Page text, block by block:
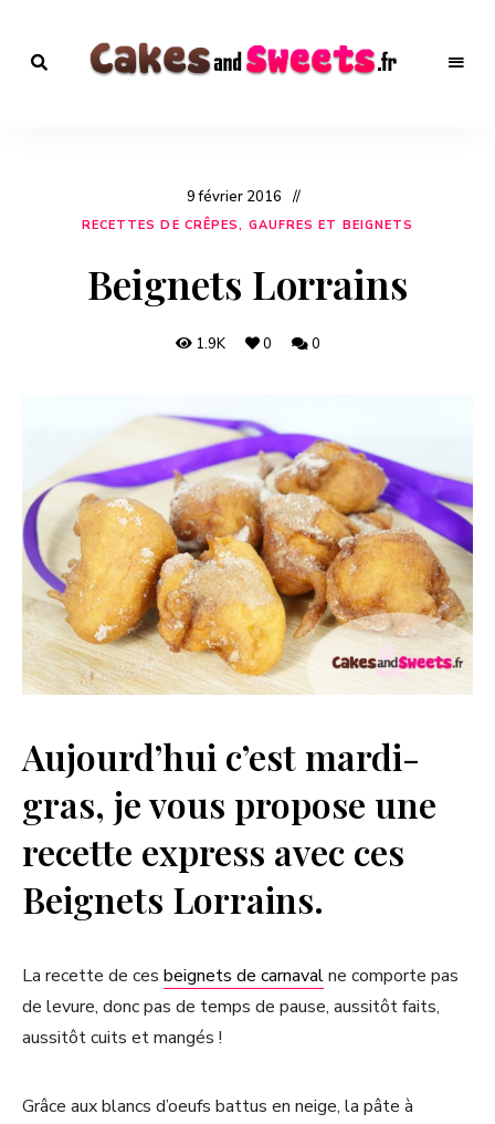
Desserts – Plus de
1000 recettes sur
CakesandSweets.fr
En
9 février 2016
RECETTES DE CRÊPES, GAUFRES ET BEIGNETS
Beignets Lorrains
1.9K 0 0
Aujourd’hui c’est mardi-
gras, je vous propose une
recette express avec ces
Beignets Lorrains.
La recette de ces beignets de carnavalne comporte pas
de levure, donc pas de temps de pause, aussitôt faits,
aussitôt cuits et mangés !
Grâce aux blancs d’oeufs battus en neige, la pâte à